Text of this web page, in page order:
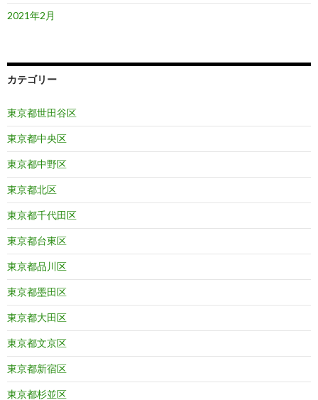
2021年2月
カテゴリー
東京都世田谷区
東京都中央区
東京都中野区
東京都北区
東京都千代田区
東京都台東区
東京都品川区
東京都墨田区
東京都大田区
東京都文京区
東京都新宿区
東京都杉並区